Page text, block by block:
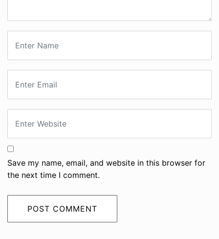
Save my name, email, and website in this browser for
the next time I comment.